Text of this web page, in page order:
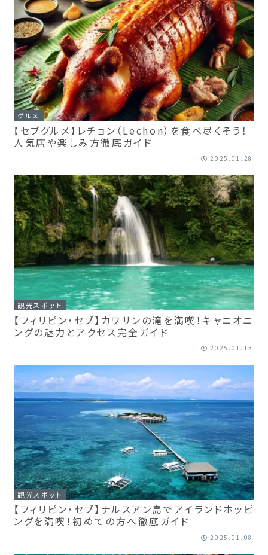
グルメ
【セブグルメ】レチョン（Lechon）を食べ尽くそう！
人気店や楽しみ方徹底ガイド
2025.01.28
観光スポット
【フィリピン・セブ】カワサンの滝を満喫！キャニオニ
ングの魅力とアクセス完全ガイド
2025.01.13
観光スポット
【フィリピン・セブ】ナルスアン島でアイランドホッピ
ングを満喫！初めての方へ徹底ガイド
2025.01.08